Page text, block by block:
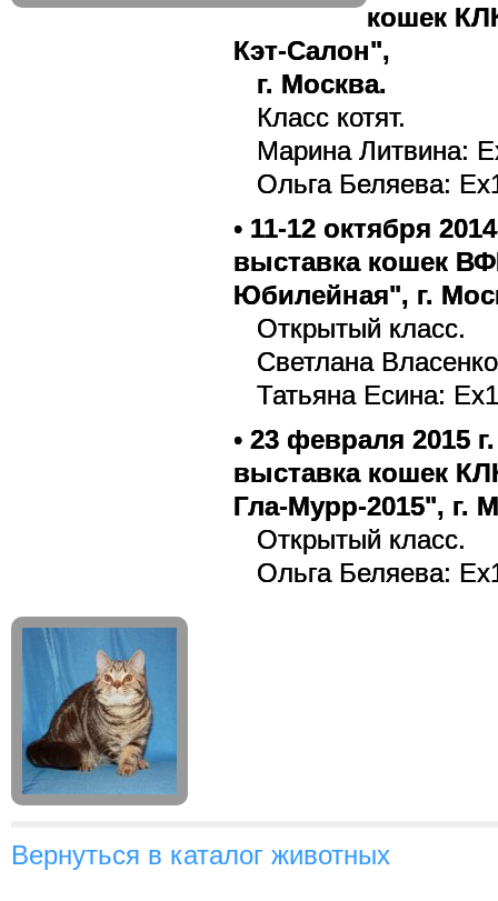
кошек
Кэт-Салон",
г. Москва.
Класс котят.
Марина Литвина:
Ольга Беляева:
• 11-12 октября
выставка кошек
Юбилейная", г.
Открытый класс.
Светлана
Татьяна Есина:
• 23 февраля 2015
выставка кошек
Гла-Мурр-2015", г.
Открытый класс.
Ольга Беляева:
Вернуться в каталог животных